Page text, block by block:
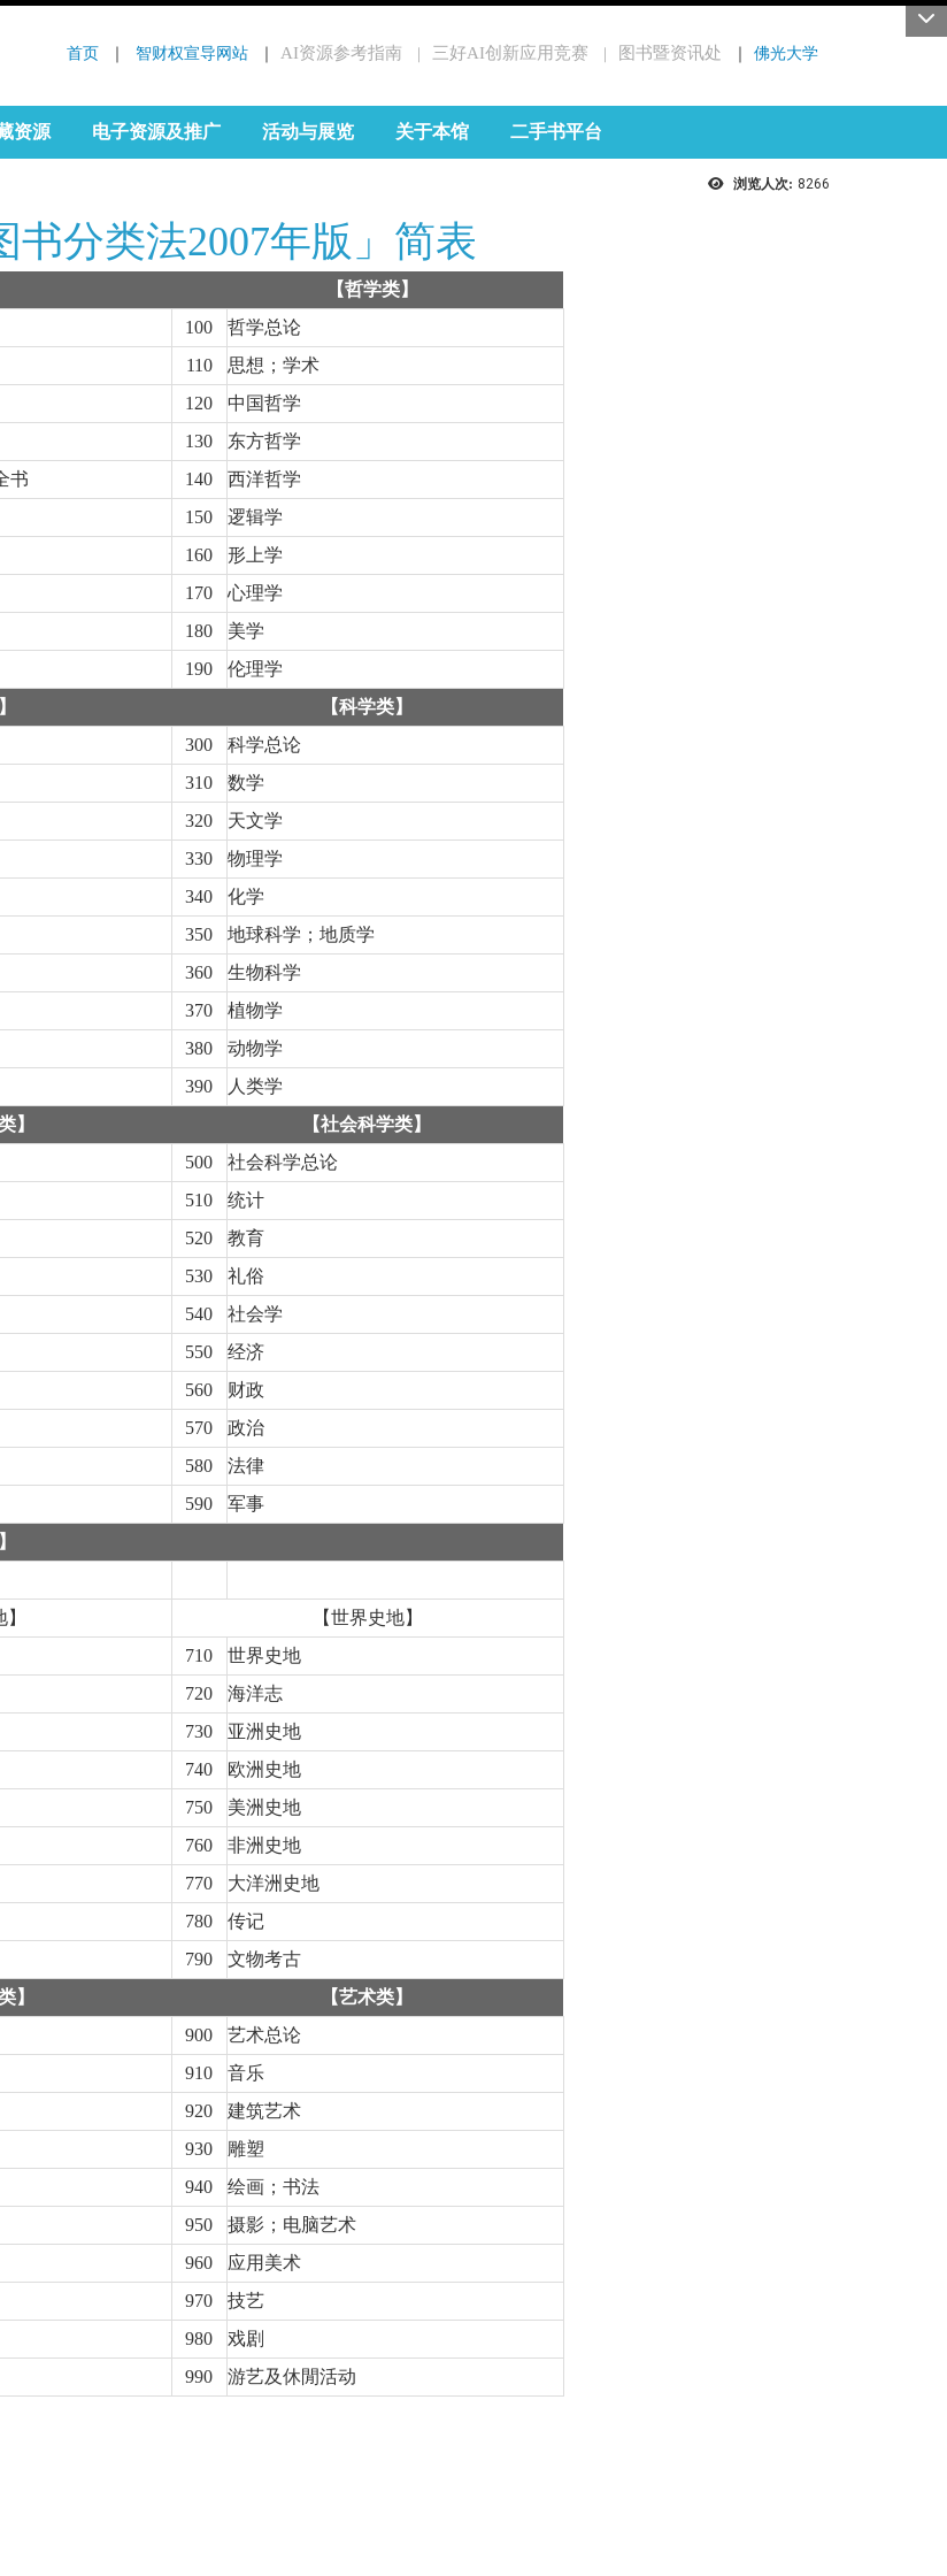
首页 ｜ 智财权宣导网站 ｜ AI资源参考指南 三好AI创新应用竞赛 图书暨资讯处 ｜ 佛光大学
:::
资源 电子资源及推广 活动与展览 关于本馆 二手书平台
浏览人次: 8266
书分类法2007年版」简表
【哲学类】
100
哲学总论
110
思想；学术
120
中国哲学
130
东方哲学
书 140
西洋哲学
150
逻辑学
160
形上学
170
心理学
180
美学
190
伦理学
【科学类】
300
科学总论
310
数学
320
天文学
330
物理学
340
化学
350
地球科学；地质学
360
生物科学
370
植物学
380
动物学
390
人类学
】
【社会科学类】
500
社会科学总论
510
统计
520
教育
530
礼俗
540
社会学
550
经济
560
财政
570
政治
580
法律
590
军事
【世界史地】
710
世界史地
720
海洋志
730
亚洲史地
740
欧洲史地
750
美洲史地
760
非洲史地
770
大洋洲史地
780
传记
790
文物考古
】
【艺术类】
900
艺术总论
910
音乐
920
建筑艺术
930
雕塑
940
绘画；书法
950
摄影；电脑艺术
960
应用美术
970
技艺
980
戏剧
990 游艺及休閒活动